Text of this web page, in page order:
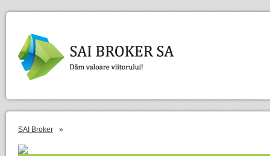
SAI Broker »